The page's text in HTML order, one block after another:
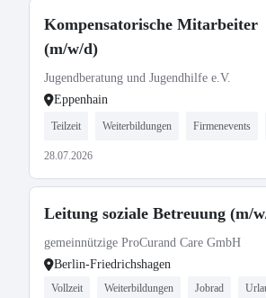
Kompensatorische Mitarbeiter
(m/w/d)
Jugendberatung und Jugendhilfe e.V.
Eppenhain
Teilzeit Weiterbildungen Firmenevents
28.07.2026
Leitung soziale Betreuung (m/
gemeinnützige ProCurand Care GmbH
Berlin-Friedrichshagen
Vollzeit Weiterbildungen Jobrad